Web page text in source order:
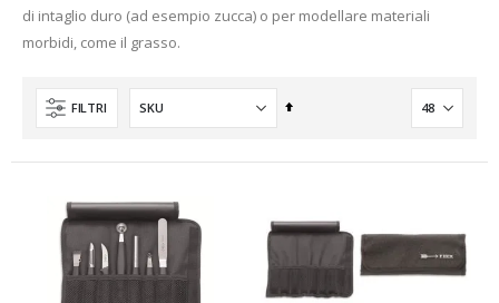
di intaglio duro (ad esempio zucca) o per modellare materiali
morbidi, come il grasso.
FILTRI
Imposta